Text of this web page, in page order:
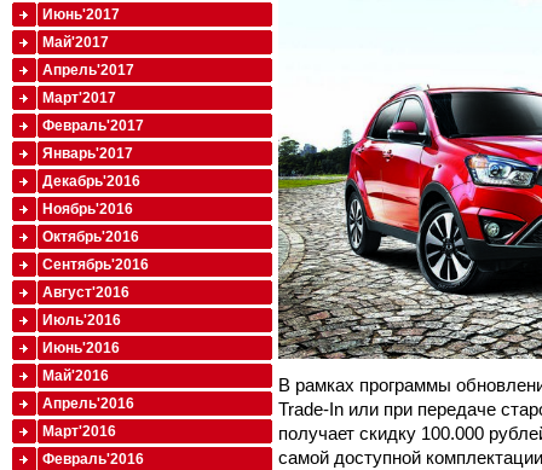
В рамках программы
Trade-In или при передаче
получает скидку 100.000
самой доступной
Июнь'2017
Май'2017
Апрель'2017
Март'2017
Февраль'2017
Январь'2017
Декабрь'2016
Ноябрь'2016
Октябрь'2016
Сентябрь'2016
Август'2016
Июль'2016
Июнь'2016
Май'2016
Апрель'2016
Март'2016
Февраль'2016